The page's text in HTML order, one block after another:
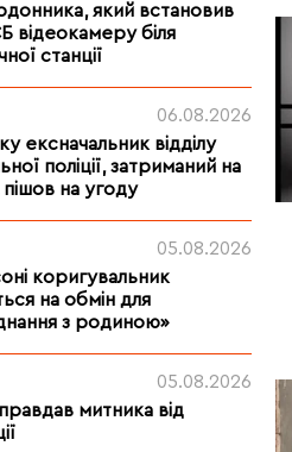
який встановив
відеокамеру біля
станції
06.08.2026
ексначальник відділу
поліції, затриманий на
пішов на угоду
05.08.2026
коригувальник
на обмін для
з родиною»
05.08.2026
митника від